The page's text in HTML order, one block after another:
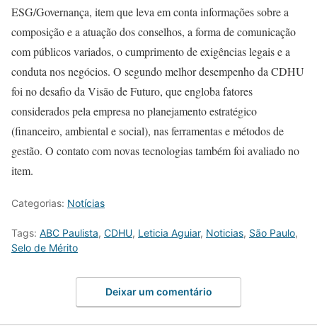
ESG/Governança, item que leva em conta informações sobre a
composição e a atuação dos conselhos, a forma de comunicação
com públicos variados, o cumprimento de exigências legais e a
conduta nos negócios. O segundo melhor desempenho da CDHU
foi no desafio da Visão de Futuro, que engloba fatores
considerados pela empresa no planejamento estratégico
(financeiro, ambiental e social), nas ferramentas e métodos de
gestão. O contato com novas tecnologias também foi avaliado no
item.
Categorias: Notícias
Tags: ABC Paulista, CDHU, Leticia Aguiar, Noticias, São Paulo,
Selo de Mérito
Deixar um comentário